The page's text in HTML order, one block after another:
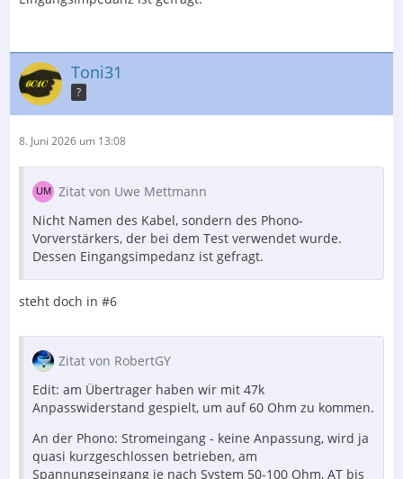
Toni31
?
8. Juni 2026 um 13:08
Zitat von Uwe Mettmann
Nicht Namen des Kabel, sondern des Phono-
Vorverstärkers, der bei dem Test verwendet wurde.
Dessen Eingangsimpedanz ist gefragt.
steht doch in #6
Zitat von RobertGY
Edit: am Übertrager haben wir mit 47k
Anpasswiderstand gespielt, um auf 60 Ohm zu kommen.
An der Phono: Stromeingang - keine Anpassung, wird ja
quasi kurzgeschlossen betrieben, am
Spannungseingang je nach System 50-100 Ohm, AT bis